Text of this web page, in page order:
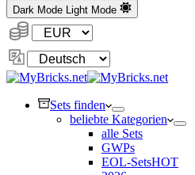
Dark Mode Light Mode
Währung:
Sprache
ändern
Sets finden
beliebte Kategorien
alle Sets
GWPs
EOL-SetsHOT